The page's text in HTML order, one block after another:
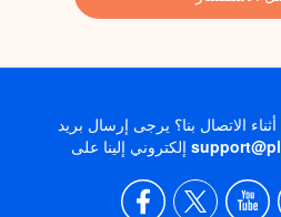
الاتصال بنا؟ يرجى إرسال بريد